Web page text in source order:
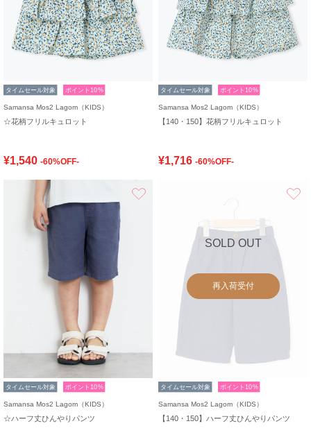
タイムセール対象 ポイント10%
Samansa Mos2 Lagom（KIDS）
☆花柄フリルキュロット
¥1,540 -60%OFF-
タイムセール対象 ポイント10%
Samansa Mos2 Lagom（KIDS）
【140・150】花柄フリルキュロット
¥1,716 -60%OFF-
タイムセール対象 ポイント10%
Samansa Mos2 Lagom（KIDS）
☆ハーフ丈ひんやりパンツ
SOLD OUT
再入荷受付
タイムセール対象 ポイント10%
Samansa Mos2 Lagom（KIDS）
【140・150】ハーフ丈ひんやりパンツ